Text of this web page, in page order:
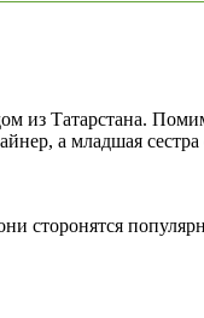
Татарстана.
а младшая
сторонятся